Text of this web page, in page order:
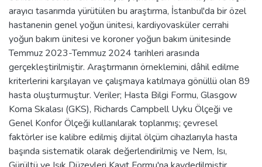
arayıcı tasarımda yürütülen bu araştırma, İstanbul'da bir özel
hastanenin genel yoğun ünitesi, kardiyovasküler cerrahi
yoğun bakım ünitesi ve koroner yoğun bakım ünitesinde
Temmuz 2023-Temmuz 2024 tarihleri arasında
gerçekleştirilmiştir. Araştırmanın örneklemini, dâhil edilme
kriterlerini karşılayan ve çalışmaya katılmaya gönüllü olan 89
hasta oluşturmuştur. Veriler; Hasta Bilgi Formu, Glasgow
Koma Skalası (GKS), Richards Campbell Uyku Ölçeği ve
Genel Konfor Ölçeği kullanılarak toplanmış; çevresel
faktörler ise kalibre edilmiş dijital ölçüm cihazlarıyla hasta
başında sistematik olarak değerlendirilmiş ve Nem, Isı,